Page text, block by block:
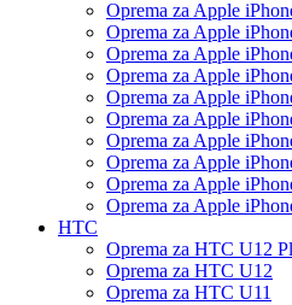
Oprema za Apple
Oprema za Apple
Oprema za Apple
Oprema za Apple
Oprema za Apple
Oprema za Apple
Oprema za Apple
Oprema za Apple
Oprema za Apple
Oprema za Apple
HTC
Oprema za HTC U12
Oprema za HTC U12
Oprema za HTC U11